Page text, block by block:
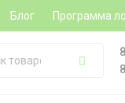
Блог Программа